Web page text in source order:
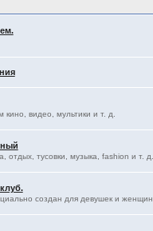
кино, видео, мультики и т. д.
отдых, тусовки, музыка, fashion и т. д.
создан для девушек и женщин.